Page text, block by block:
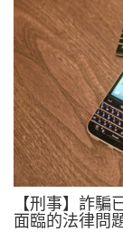
【刑事】詐騙
面臨的法律問